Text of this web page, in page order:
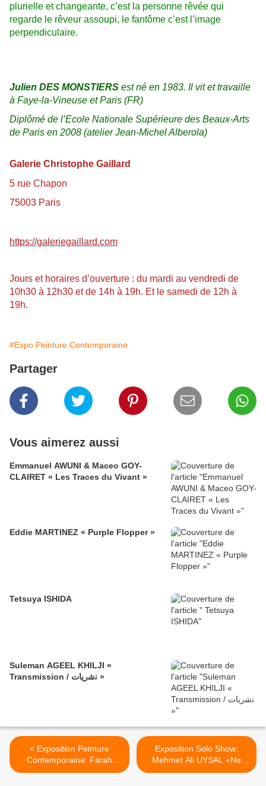
plurielle et changeante, c’est la personne rêvée qui
regarde le rêveur assoupi, le fantôme c’est l’image
perpendiculaire.
Julien DES MONSTIERS est né en 1983. Il vit et travaille
à Faye-la-Vineuse et Paris (FR)
Diplômé de l’Ecole Nationale Supérieure des Beaux-Arts
de Paris en 2008 (atelier Jean-Michel Alberola)
Galerie Christophe Gaillard
5 rue Chapon
75003 Paris
https://galeriegaillard.com
Jours et horaires d’ouverture : du mardi au vendredi de
10h30 à 12h30 et de 14h à 19h. Et le samedi de 12h à
19h.
#Expo Peinture Contemporaine
Partager
Vous aimerez aussi
Emmanuel AWUNI & Maceo GOY-
CLAIRET « Les Traces du Vivant »
Eddie MARTINEZ « Purple Flopper »
Tetsuya ISHIDA
Suleman AGEEL KHILJI «
Transmission / ﻧﺷرﯾﺎت »
< Exposition Peinture
Contemporaine: Farah
ATASSI «Paintings»
Exposition Solo Show:
Mehmet Ali UYSAL «Ne
m’abandonne pas» >